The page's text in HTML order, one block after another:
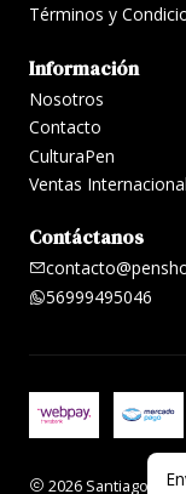
Términos y
Información
Nosotros
Contacto
CulturaPen
Ventas
Contáctanos
56999495046
2026 Santiago